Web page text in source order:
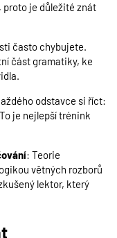
je důležité znát
často chybujete.
část gramatiky, ke
odstavce si říct:
je nejlepší trénink
: Teorie
větných rozborů
lektor, který